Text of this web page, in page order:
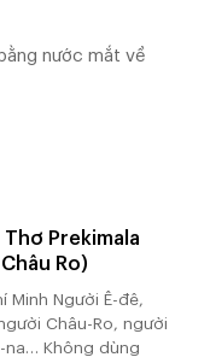
nước mắt về
Thơ Prekimala
Ro)
Minh Người Ê-đê,
Châu-Ro, người
na… Không dùng